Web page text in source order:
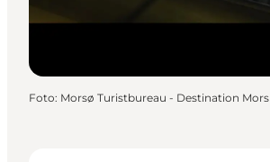
Foto: Morsø Turistbureau - Destination Mors